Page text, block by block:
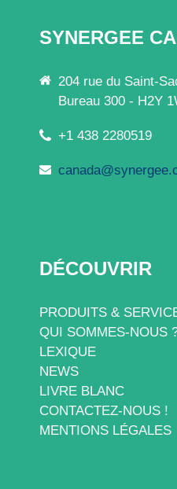
SYNERGEE
204 rue du Saint-
Bureau 300 - H2Y
+1 438 2280519
DÉCOUVRIR
PRODUITS &
QUI SOMMES-NOUS
LEXIQUE
NEWS
LIVRE BLANC
CONTACTEZ-NOUS !
MENTIONS LÉGALES